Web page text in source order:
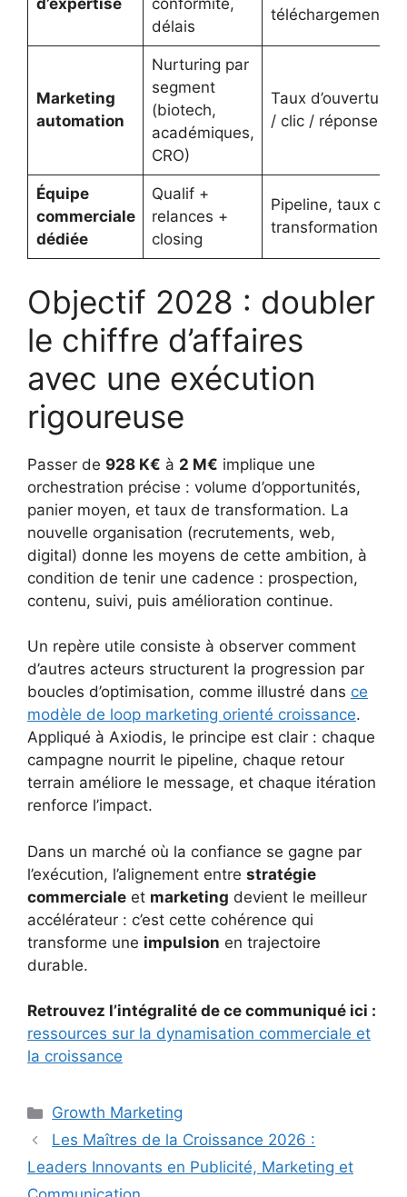
d’expertise
conformité,
délais
téléchargements
Marketing
automation
Nurturing par
segment
(biotech,
académiques,
CRO)
Taux d’ouverture
/ clic / réponse
Équipe
commerciale
dédiée
Qualif +
relances +
closing
Pipeline, taux de
transformation
Objectif 2028 : doubler
le chiffre d’affaires
avec une exécution
rigoureuse
Passer de 928 K€ à 2 M€ implique une
orchestration précise : volume d’opportunités,
panier moyen, et taux de transformation. La
nouvelle organisation (recrutements, web,
digital) donne les moyens de cette ambition, à
condition de tenir une cadence : prospection,
contenu, suivi, puis amélioration continue.
Un repère utile consiste à observer comment
d’autres acteurs structurent la progression par
boucles d’optimisation, comme illustré dans ce
modèle de loop marketing orienté croissance.
Appliqué à Axiodis, le principe est clair : chaque
campagne nourrit le pipeline, chaque retour
terrain améliore le message, et chaque itération
renforce l’impact.
Dans un marché où la confiance se gagne par
l’exécution, l’alignement entre stratégie
commerciale et marketing devient le meilleur
accélérateur : c’est cette cohérence qui
transforme une impulsion en trajectoire
durable.
Retrouvez l’intégralité de ce communiqué ici :
ressources sur la dynamisation commerciale et
la croissance
Catégories
Growth Marketing
Les Maîtres de la Croissance 2026 :
Leaders Innovants en Publicité, Marketing et